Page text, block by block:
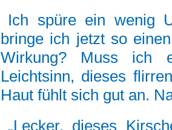
Ich spüre ein wenig
bringe ich jetzt so
Wirkung? Muss ich
Leichtsinn, dieses
Haut fühlt sich gut an.
„Lecker, dieses